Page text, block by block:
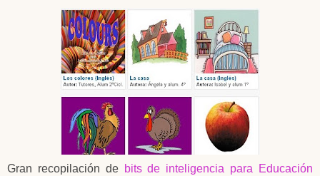
Gran recopilación debits de inteligencia para Educación